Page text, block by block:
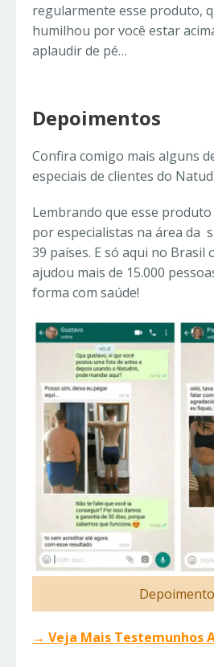
regularmente esse produto,
humilhou por você estar
aplaudir de pé…
Depoimentos
Confira comigo mais alguns
especiais de clientes do
Lembrando que esse
por especialistas na área da
39 países. E só aqui no Brasil
ajudou mais de 15.000
forma com saúde!
→ Veja Mais Testemunhos